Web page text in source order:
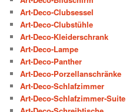
Art-Deco-Clubsessel
Art-Deco-Clubstühle
Art-Deco-Kleiderschrank
Art-Deco-Lampe
Art-Deco-Panther
Art-Deco-Porzellanschränke
Art-Deco-Schlafzimmer
Art-Deco-Schlafzimmer-Suite